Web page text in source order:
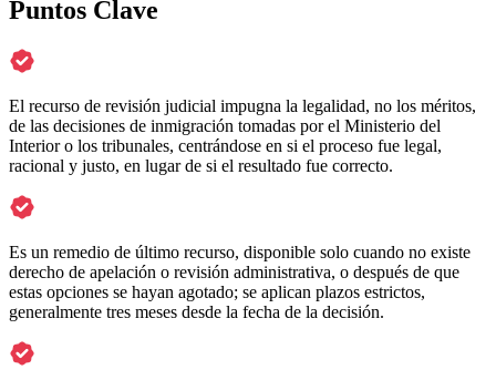
Puntos Clave
El recurso de revisión judicial impugna la legalidad, no los méritos,
de las decisiones de inmigración tomadas por el Ministerio del
Interior o los tribunales, centrándose en si el proceso fue legal,
racional y justo, en lugar de si el resultado fue correcto.
Es un remedio de último recurso, disponible solo cuando no existe
derecho de apelación o revisión administrativa, o después de que
estas opciones se hayan agotado; se aplican plazos estrictos,
generalmente tres meses desde la fecha de la decisión.